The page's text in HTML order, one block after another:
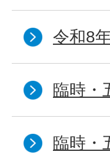
令和8
臨時・
臨時・